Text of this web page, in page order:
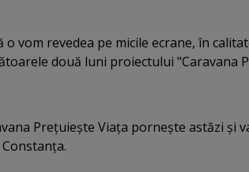
o vom revedea pe micile ecrane, în
două luni proiectului "Caravana
Preţuieşte Viaţa porneşte astăzi şi